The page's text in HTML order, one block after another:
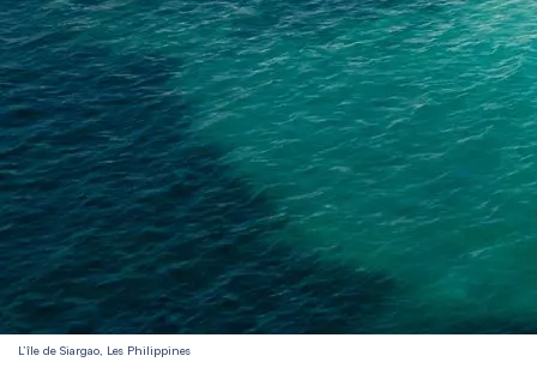
L’île de Siargao, Les Philippines